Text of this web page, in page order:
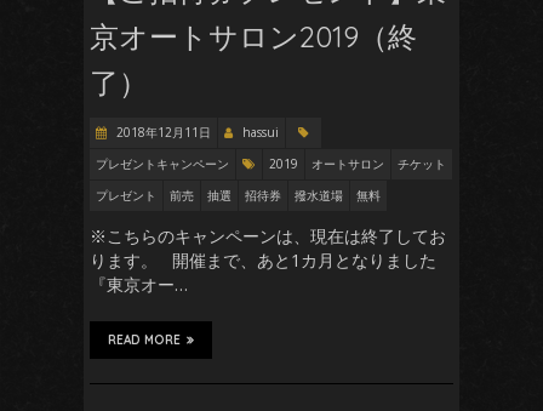
京オートサロン2019（終
了）
2018年12月11日
hassui
プレゼントキャンペーン
2019 オートサロン
チケット
プレゼント
前売 抽選 招待券 撥水道場 無料
※こちらのキャンペーンは、現在は終了してお
ります。 開催まで、あと1カ月となりました
『東京オー…
READ MORE